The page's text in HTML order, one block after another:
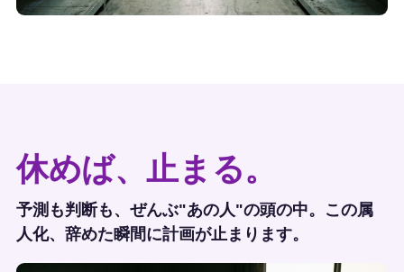
休めば、止まる。
予測も判断も、ぜんぶ"あの人"の頭の中。この属
人化、辞めた瞬間に計画が止まります。